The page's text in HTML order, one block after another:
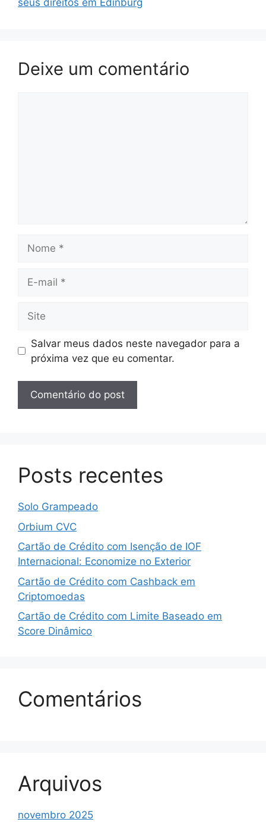
Deixe um comentário
mail
Salvar meus dados neste navegador para a
próxima vez que eu comentar.
Posts recentes
Solo Grampeado
Orbium CVC
Cartão de Crédito com Isenção de IOF
Internacional: Economize no Exterior
Cartão de Crédito com Cashback em
Criptomoedas
Cartão de Crédito com Limite Baseado em
Score Dinâmico
Comentários
Arquivos
novembro 2025